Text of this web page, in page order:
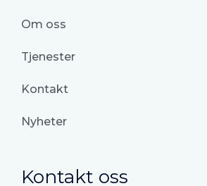
Om oss
Tjenester
Kontakt
Nyheter
Kontakt oss